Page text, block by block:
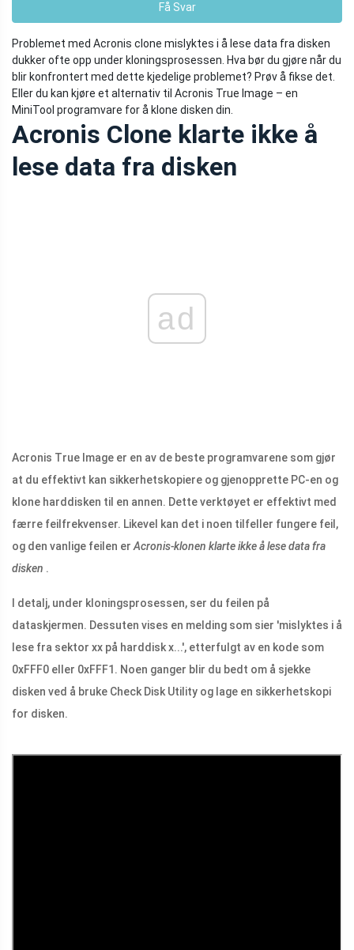
Få Svar
Problemet med Acronis clone mislyktes i å lese data fra disken
dukker ofte opp under kloningsprosessen. Hva bør du gjøre når du
blir konfrontert med dette kjedelige problemet? Prøv å fikse det.
Eller du kan kjøre et alternativ til Acronis True Image – en
MiniTool programvare for å klone disken din.
Acronis Clone klarte ikke å
lese data fra disken
ad
Acronis True Image er en av de beste programvarene som gjør
at du effektivt kan sikkerhetskopiere og gjenopprette PC-en og
klone harddisken til en annen. Dette verktøyet er effektivt med
færre feilfrekvenser. Likevel kan det i noen tilfeller fungere feil,
og den vanlige feilen er Acronis-klonen klarte ikke å lese data fra
disken .
I detalj, under kloningsprosessen, ser du feilen på
dataskjermen. Dessuten vises en melding som sier 'mislyktes i å
lese fra sektor xx på harddisk x...', etterfulgt av en kode som
0xFFF0 eller 0xFFF1. Noen ganger blir du bedt om å sjekke
disken ved å bruke Check Disk Utility og lage en sikkerhetskopi
for disken.